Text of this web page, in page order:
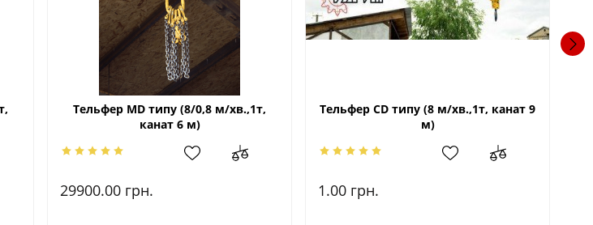
Тельфер МD типу (8/0,8 м/хв.,1т,
канат 6 м)
29900.00 грн.
Тельфер CD типу (8 м/хв.,1т, канат 9
м)
1.00 грн.